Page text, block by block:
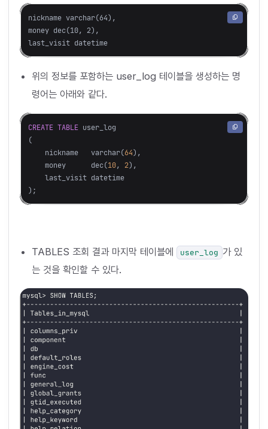
nickname varchar(64),
money dec(10, 2),
last_visit datetime
위의 정보를 포함하는 user_log 테이블을 생성하는 명
령어는 아래와 같다.
CREATE TABLE user_log
(
nickname
varchar(64),
money
dec(10, 2),
last_visit datetime
);
TABLES 조회 결과 마지막 테이블에 user_log 가 있
는 것을 확인할 수 있다.